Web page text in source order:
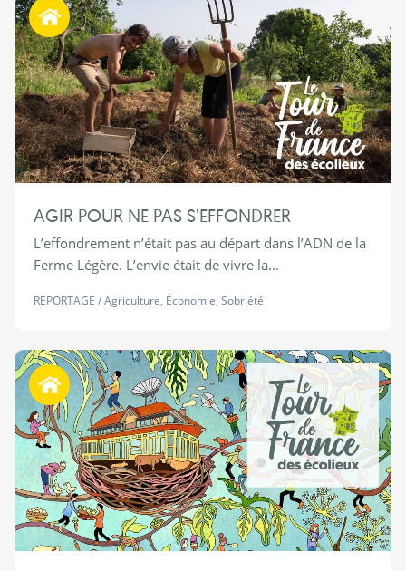
AGIR POUR NE PAS S’EFFONDRER
L’effondrement n’était pas au départ dans l’ADN de la
Ferme Légère. L’envie était de vivre la...
REPORTAGE /Agriculture, Économie, Sobriété
Habiter autrement